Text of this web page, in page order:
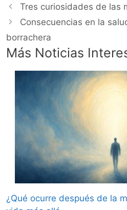
Tres curiosidades de las
Consecuencias en la
borrachera
Más Noticias
¿Qué ocurre después de la